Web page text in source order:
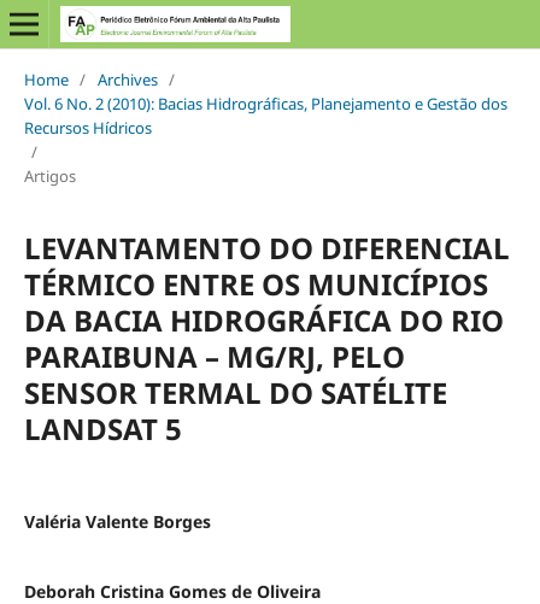
Home / Archives /
Vol. 6 No. 2 (2010): Bacias Hidrográficas, Planejamento e Gestão dos
Recursos Hídricos
/
Artigos
LEVANTAMENTO DO DIFERENCIAL
TÉRMICO ENTRE OS MUNICÍPIOS
DA BACIA HIDROGRÁFICA DO RIO
PARAIBUNA – MG/RJ, PELO
SENSOR TERMAL DO SATÉLITE
LANDSAT 5
Valéria Valente Borges
Deborah Cristina Gomes de Oliveira